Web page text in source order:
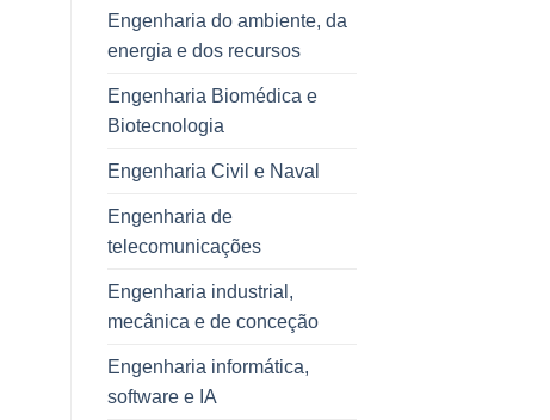
Engenharia do ambiente, da
energia e dos recursos
Engenharia Biomédica e
Biotecnologia
Engenharia Civil e Naval
Engenharia de
telecomunicações
Engenharia industrial,
mecânica e de conceção
Engenharia informática,
software e IA